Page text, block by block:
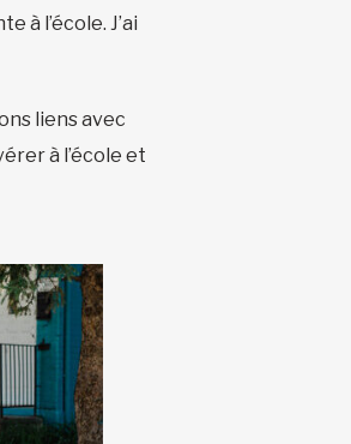
à l’école. J’ai
liens avec
à l’école et